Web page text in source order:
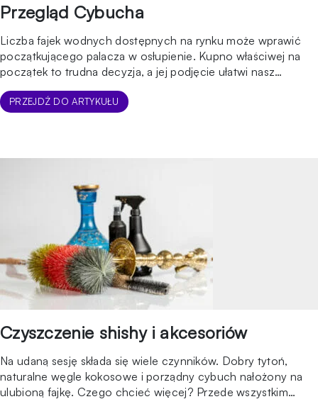
Przegląd Cybucha
Liczba fajek wodnych dostępnych na rynku może wprawić
początkującego palacza w osłupienie. Kupno właściwej na
początek to trudna decyzja, a jej podjęcie ułatwi nasz
się na paru fajkach ze średniej półki, które polecamy ze
PRZEJDŹ DO ARTYKUŁU
Czyszczenie shishy i akcesoriów
Na udaną sesję składa się wiele czynników. Dobry tytoń,
naturalne węgle kokosowe i porządny cybuch nałożony na
ulubioną fajkę. Czego chcieć więcej? Przede wszystkim